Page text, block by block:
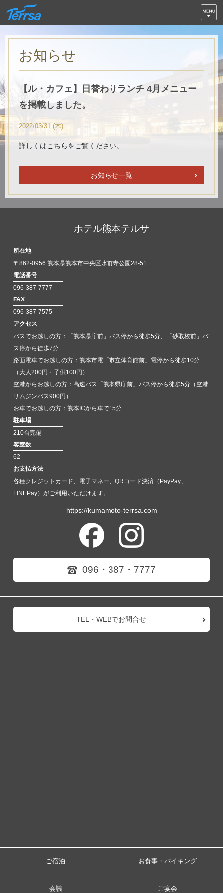
お知らせ
【ル・カフェ】日替わりランチ 4月メニュー
を掲載しました。
2022/03/31 (木)
詳しくはこちらをご覧ください。
お知らせ一覧
ホテル熊本テルサ
所在地
〒862-0956 熊本県熊本市中央区水前寺公園28-51
電話番号
096-387-7777
FAX
096-387-7575
アクセス
バスでお越しの方：「熊本県庁前」バス停から徒歩5分、「砂取校前」バ
ス停から徒歩7分
路面電車でお越しの方：熊本市電「市立体育館前」電停から徒歩10分
（大人200円・子供100円）
空港からお越しの方：高速バス「熊本県庁前」バス停から徒歩5分（空港
リムジンバス900円）
お車でお越しの方：熊本ICから車で15分
駐車場
210台完備
客室数
62
お支払方法
各種クレジットカード、電子マネー、QRコード決済（PayPay、
LINEPay）がご利用いただけます。
https://kumamoto-terrsa.com
096・387・7777
TEL・WEBでお問合せ
ご宿泊 お食事・バイキング
会議 ご宴会